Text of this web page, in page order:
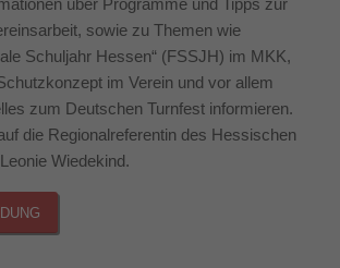
über Programme und Tipps zur
sowie zu Themen wie
Schuljahr Hessen“ (FSSJH) im MKK,
im Verein und vor allem
zum Deutschen Turnfest informieren.
die Regionalreferentin des Hessischen
Wiedekind.